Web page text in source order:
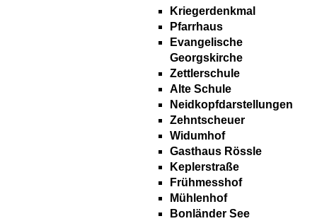
Kriegerdenkmal
Pfarrhaus
Evangelische
Georgskirche
Zettlerschule
Alte Schule
Neidkopfdarstellungen
Zehntscheuer
Widumhof
Gasthaus Rössle
Keplerstraße
Frühmesshof
Mühlenhof
Bonländer See